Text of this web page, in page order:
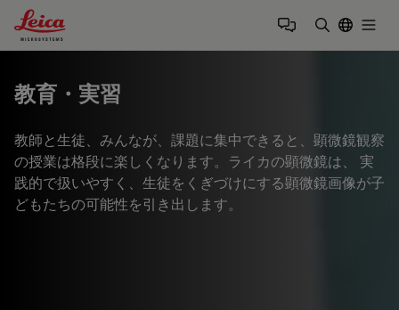
Leica Microsystems Logo
教育・実習
教師と生徒、みんなが、課題に集中できると、顕微鏡観察
の授業は格段に楽しくなります。ライカの顕微鏡は、 実
践的で扱いやすく、生徒をくぎづけにする顕微鏡画像が子
どもたちの可能性を引き出します。